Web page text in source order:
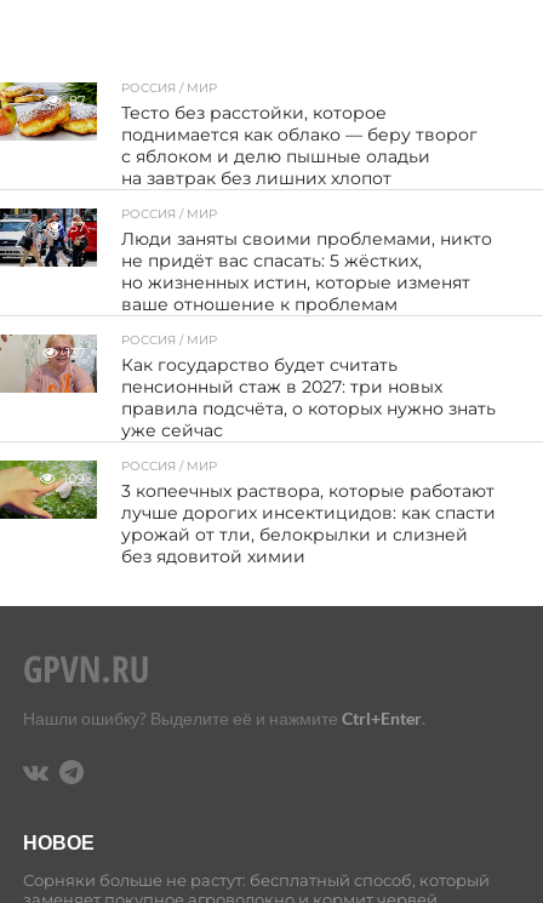
87
РОССИЯ / МИР
Тесто без расстойки, которое
поднимается как облако — беру творог
с яблоком и делю пышные оладьи
на завтрак без лишних хлопот
57
РОССИЯ / МИР
Люди заняты своими проблемами, никто
не придёт вас спасать: 5 жёстких,
но жизненных истин, которые изменят
ваше отношение к проблемам
137
РОССИЯ / МИР
Как государство будет считать
пенсионный стаж в 2027: три новых
правила подсчёта, о которых нужно знать
уже сейчас
109
РОССИЯ / МИР
3 копеечных раствора, которые работают
лучше дорогих инсектицидов: как спасти
урожай от тли, белокрылки и слизней
без ядовитой химии
Нашли ошибку? Выделите её и нажмите Ctrl+Enter.
НОВОЕ
Сорняки больше не растут: бесплатный способ, который